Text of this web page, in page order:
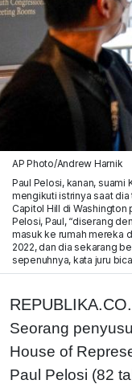
AP Photo/Andrew Harnik
Paul Pelosi, kanan, suami
mengikuti istrinya saat
Capitol Hill di Washington
Pelosi, Paul, “diserang
masuk ke rumah mereka
2022, dan dia sekarang
sepenuhnya, kata juru
Seorang
House of
Paul Pelosi (82